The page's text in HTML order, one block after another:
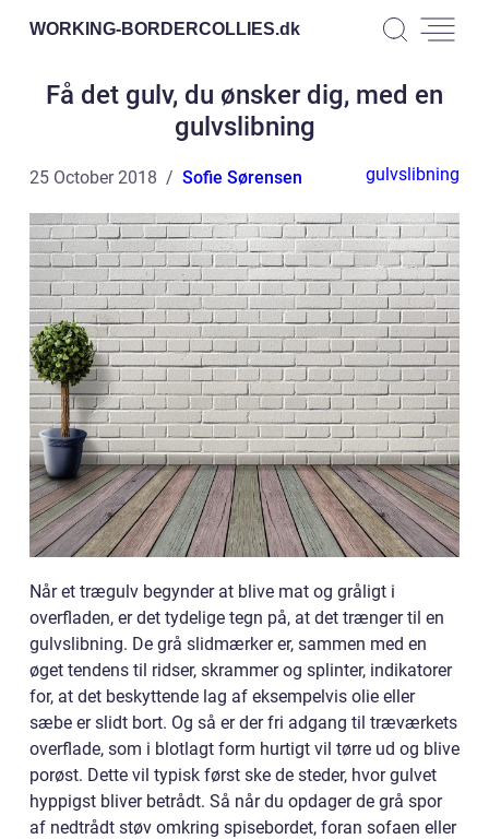
WORKING-BORDERCOLLIES.dk
Få det gulv, du ønsker dig, med en
gulvslibning
25 October 2018 Sofie Sørensen gulvslibning
Når et trægulv begynder at blive mat og gråligt i
overfladen, er det tydelige tegn på, at det trænger til en
gulvslibning. De grå slidmærker er, sammen med en
øget tendens til ridser, skrammer og splinter, indikatorer
for, at det beskyttende lag af eksempelvis olie eller
sæbe er slidt bort. Og så er der fri adgang til træværkets
overflade, som i blotlagt form hurtigt vil tørre ud og blive
porøst. Dette vil typisk først ske de steder, hvor gulvet
hyppigst bliver betrådt. Så når du opdager de grå spor
af nedtrådt støv omkring spisebordet, foran sofaen eller